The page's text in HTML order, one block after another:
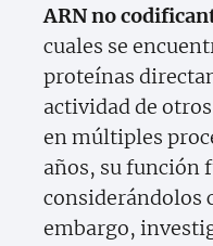
ARN no
cuales se
proteínas
actividad de
en múltiples
años, su función
considerándolos
embargo,